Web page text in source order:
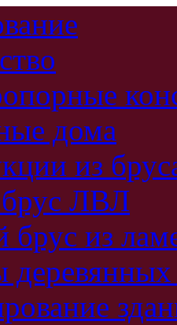
дома
из
ЛВЛ
брус из